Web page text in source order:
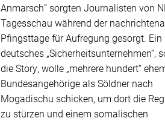
Anmarsch“ sorgten Journalisten von
Tagesschau während der
Pfingsttage für Aufregung gesorgt. Ein
deutsches „Sicherheitsunternehmen“,
die Story, wolle „mehrere hundert“
Bundesangehörige als Söldner nach
Mogadischu schicken, um dort die
zu stürzen und einem somalischen